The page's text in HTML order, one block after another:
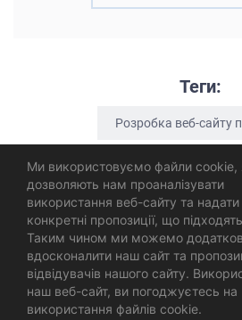
Теги:
Розробка веб-сайту
Ми використовуємо файли cookie,
дозволяють нам проаналізувати
використання веб-сайту та
конкретні пропозиції, що
Таким чином ми можемо
вдосконалити наш сайт та
відвідувачів нашого сайту.
наш веб-сайт, ви погоджуєтесь на
використання файлів cookie.